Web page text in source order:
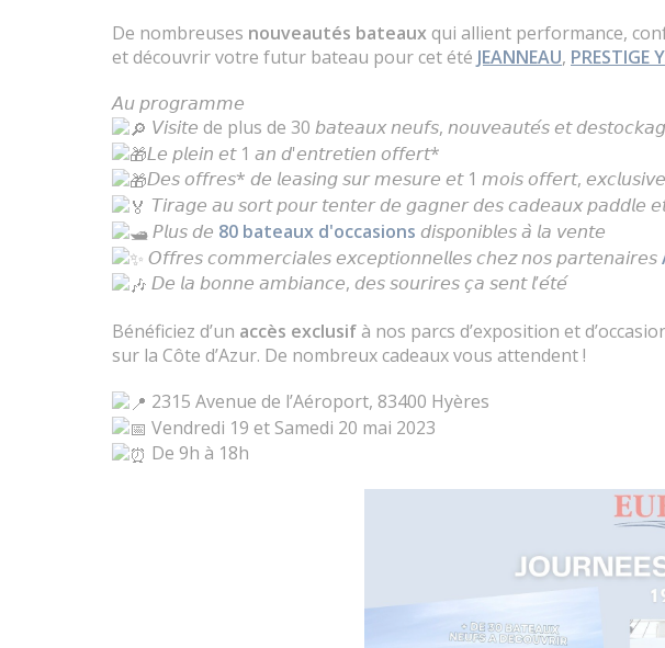
De nombreuses nouveautés bateauxqui allient performance,
et découvrir votre futur bateau pour cet été JEANNEAU, PRESTIGE
𝘈𝘶 𝘱𝘳𝘰𝘨𝘳𝘢𝘮𝘮𝘦
𝘝𝘪𝘴𝘪𝘵𝘦 de plus de 30 𝘣𝘢𝘵𝘦𝘢𝘶𝘹 𝘯𝘦𝘶𝘧𝘴, 𝘯𝘰𝘶𝘷𝘦𝘢𝘶𝘵𝘦́𝘴 𝘦𝘵
𝘓𝘦 𝘱𝘭𝘦𝘪𝘯 𝘦𝘵 1 𝘢𝘯 𝘥'𝘦𝘯𝘵𝘳𝘦𝘵𝘪𝘦𝘯 𝘰𝘧𝘧𝘦𝘳𝘵*
𝘋𝘦𝘴 𝘰𝘧𝘧𝘳𝘦𝘴* 𝘥𝘦 𝘭𝘦𝘢𝘴𝘪𝘯𝘨 𝘴𝘶𝘳 𝘮𝘦𝘴𝘶𝘳𝘦 𝘦𝘵 1 𝘮𝘰𝘪𝘴 𝘰𝘧𝘧𝘦𝘳𝘵,
𝘛𝘪𝘳𝘢𝘨𝘦 𝘢𝘶 𝘴𝘰𝘳𝘵 𝘱𝘰𝘶𝘳 𝘵𝘦𝘯𝘵𝘦𝘳 𝘥𝘦 𝘨𝘢𝘨𝘯𝘦𝘳 𝘥𝘦𝘴 𝘤𝘢𝘥𝘦𝘢𝘶𝘹 𝘱𝘢𝘥𝘥𝘭𝘦
𝘗𝘭𝘶𝘴 𝘥𝘦 80 bateaux d'occasions 𝘥𝘪𝘴𝘱𝘰𝘯𝘪𝘣𝘭𝘦𝘴 𝘢̀ 𝘭𝘢 𝘷𝘦𝘯𝘵𝘦
𝘖𝘧𝘧𝘳𝘦𝘴 𝘤𝘰𝘮𝘮𝘦𝘳𝘤𝘪𝘢𝘭𝘦𝘴 𝘦𝘹𝘤𝘦𝘱𝘵𝘪𝘰𝘯𝘯𝘦𝘭𝘭𝘦𝘴 𝘤𝘩𝘦𝘻 𝘯𝘰𝘴 𝘱𝘢𝘳𝘵𝘦𝘯𝘢𝘪𝘳𝘦𝘴
𝘋𝘦 𝘭𝘢 𝘣𝘰𝘯𝘯𝘦 𝘢𝘮𝘣𝘪𝘢𝘯𝘤𝘦, 𝘥𝘦𝘴 𝘴𝘰𝘶𝘳𝘪𝘳𝘦𝘴 𝘤̧𝘢 𝘴𝘦𝘯𝘵 𝘭’𝘦́𝘵𝘦́
Bénéficiez d’un accès exclusifà nos parcs d’exposition et
sur la Côte d’Azur. De nombreux cadeaux vous attendent !
2315 Avenue de l’Aéroport, 83400 Hyères
Vendredi 19 et Samedi 20 mai 2023
De 9h à 18h